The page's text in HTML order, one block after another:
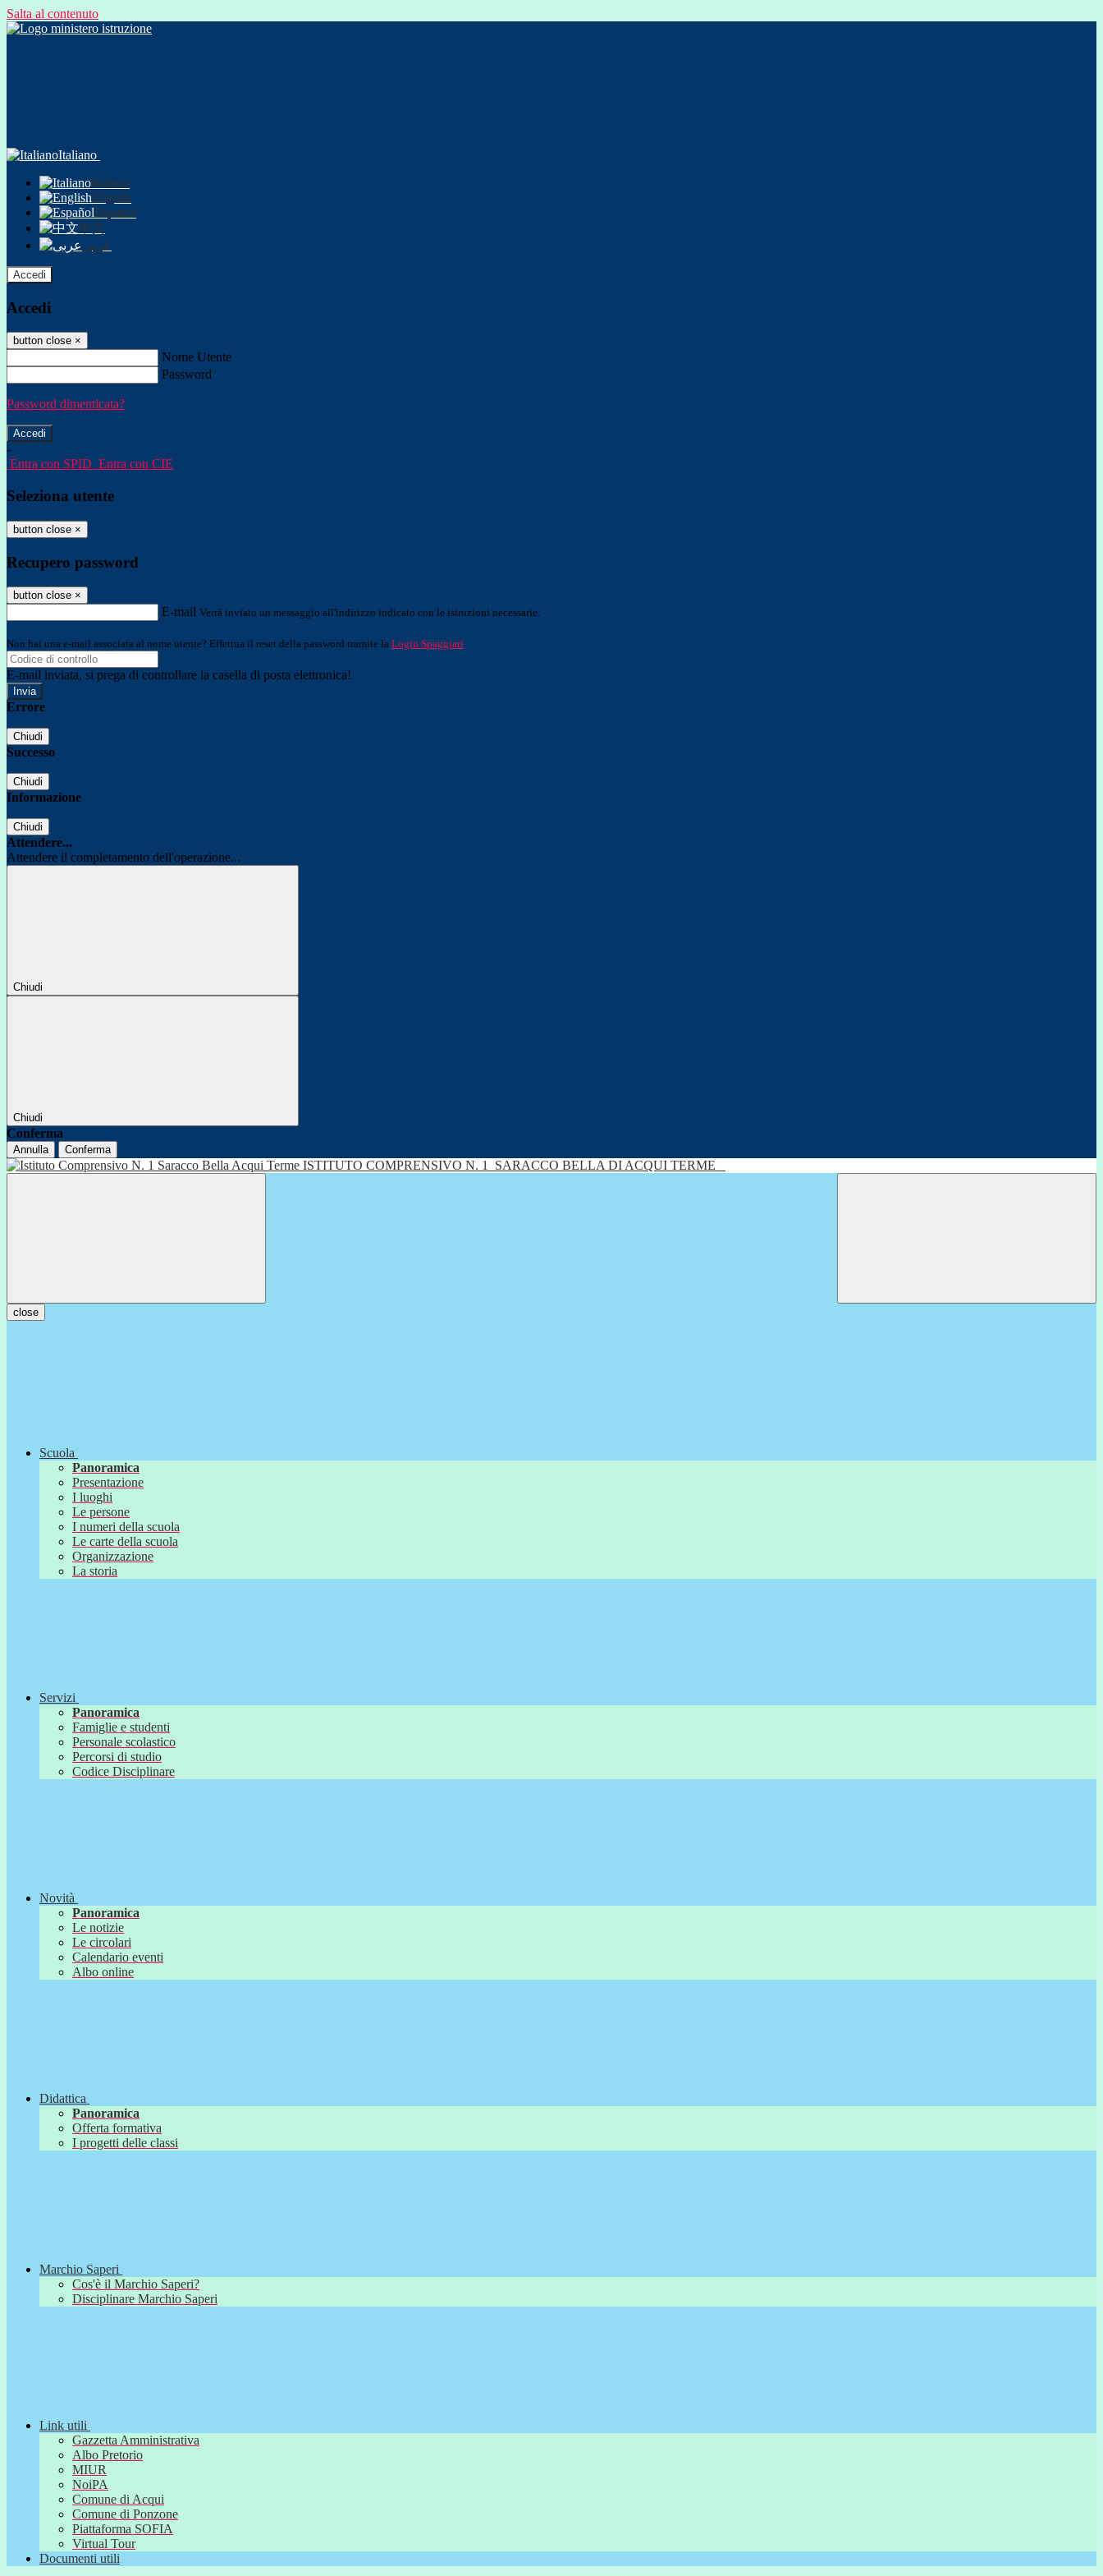
Salta al contenuto
Italiano
Italiano
English
Español
中文
عربى
Accedi
Accedi
button close ×
Nome Utente
Password
Password dimenticata?
-
Entra con SPID Entra con CIE
Seleziona utente
button close ×
Recupero password
button close ×
E-mail Verrà inviato un messaggio all'indirizzo indicato con le istruzioni necessarie.
Non hai una e-mail associata al nome utente? Effettua il reset della password tramite la Login Spaggiari
E-mail inviata, si prega di controllare la casella di posta elettronica!
Errore
Chiudi
Successo
Chiudi
Informazione
Chiudi
Attendere...
Attendere il completamento dell'operazione...
Chiudi
Chiudi
Conferma
Annulla Conferma
ISTITUTO COMPRENSIVO N. 1 SARACCO BELLA DI ACQUI TERME
close
Scuola
Panoramica
Presentazione
I luoghi
Le persone
I numeri della scuola
Le carte della scuola
Organizzazione
La storia
Servizi
Panoramica
Famiglie e studenti
Personale scolastico
Percorsi di studio
Codice Disciplinare
Novità
Panoramica
Le notizie
Le circolari
Calendario eventi
Albo online
Didattica
Panoramica
Offerta formativa
I progetti delle classi
Marchio Saperi
Cos'è il Marchio Saperi?
Disciplinare Marchio Saperi
Link utili
Gazzetta Amministrativa
Albo Pretorio
MIUR
NoiPA
Comune di Acqui
Comune di Ponzone
Piattaforma SOFIA
Virtual Tour
Documenti utili